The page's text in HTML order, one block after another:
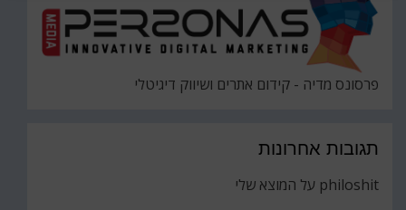
פרסונס מדיה - קידום אתרים ושיווק דיגיטלי
תגובות אחרונות
philoshit על המוצא שלי